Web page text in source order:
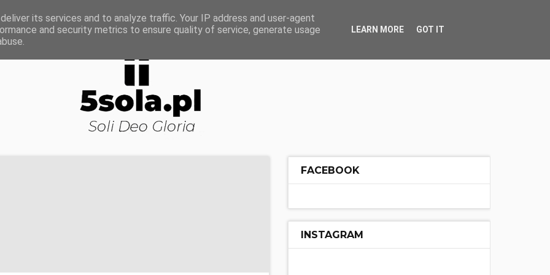
NAUKA DOJRZAŁOŚĆ DUCHOWA KOŚCIÓŁ INNE
FACEBOOK
INSTAGRAM
its services and to analyze traffic. Your IP address and user-agent
and security metrics to ensure quality of service, generate usage
LEARN MORE GOT IT